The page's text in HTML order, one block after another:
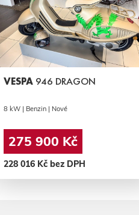
VESPA 946 DRAGON
8 kW | Benzin | Nové
275 900 Kč
228 016 Kč bez DPH